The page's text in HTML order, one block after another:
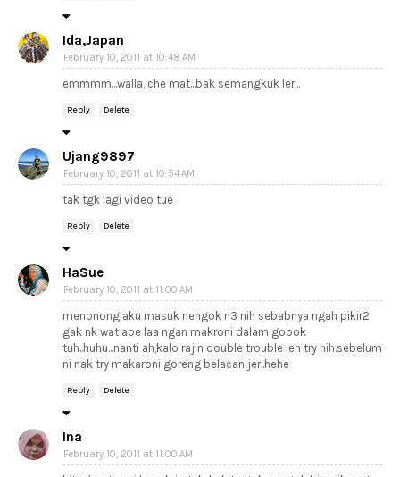
Ida,Japan
February 10, 2011 at 10:48 AM
emmmm...walla, che mat...bak semangkuk ler...
Reply Delete
Ujang9897
February 10, 2011 at 10:54 AM
tak tgk lagi video tue
Reply Delete
HaSue
February 10, 2011 at 11:00 AM
menonong aku masuk nengok n3 nih sebabnya ngah pikir2
gak nk wat ape laa ngan makroni dalam gobok
tuh..huhu...nanti ah,kalo rajin double trouble leh try nih.sebelum
ni nak try makaroni goreng belacan jer..hehe
Reply Delete
Ina
February 10, 2011 at 11:00 AM